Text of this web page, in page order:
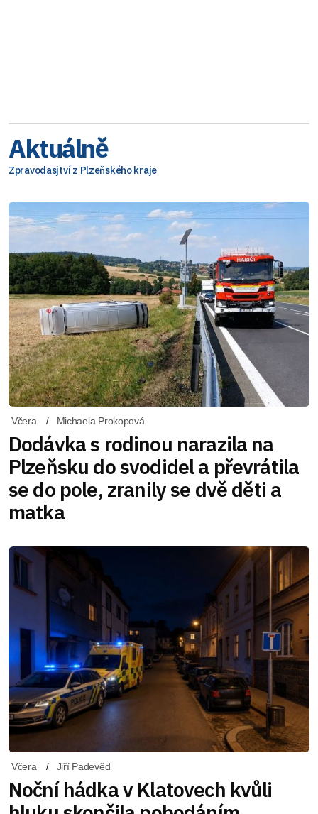
Aktuálně
Zpravodasjtví z Plzeňského kraje
Včera Michaela Prokopová
Dodávka s rodinou narazila na
Plzeňsku do svodidel a převrátila
se do pole, zranily se dvě děti a
matka
Včera Jiří Padevěd
Noční hádka v Klatovech kvůli